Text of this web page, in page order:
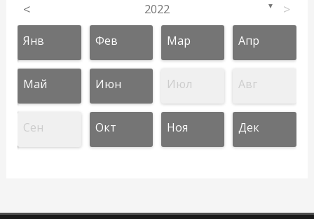
< 2022 ▼ >
Янв Фев Мар Апр
Май Июн Июл Авг
Сен Окт Ноя Дек